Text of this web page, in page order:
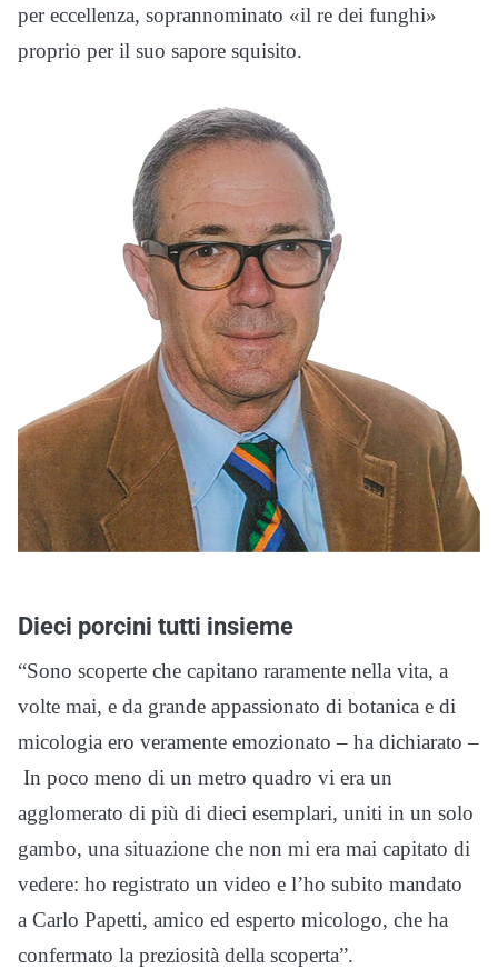
per eccellenza, soprannominato «il re dei funghi»
proprio per il suo sapore squisito.
Dieci porcini tutti insieme
“Sono scoperte che capitano raramente nella vita, a
volte mai, e da grande appassionato di botanica e di
micologia ero veramente emozionato – ha dichiarato –
In poco meno di un metro quadro vi era un
agglomerato di più di dieci esemplari, uniti in un solo
gambo, una situazione che non mi era mai capitato di
vedere: ho registrato un video e l’ho subito mandato
a Carlo Papetti, amico ed esperto micologo, che ha
confermato la preziosità della scoperta”.